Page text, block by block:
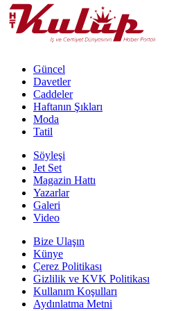
Güncel
Davetler
Caddeler
Haftanın Şıkları
Moda
Tatil
Söyleşi
Jet Set
Magazin Hattı
Yazarlar
Galeri
Video
Bize Ulaşın
Künye
Çerez Politikası
Gizlilik ve KVK Politikası
Kullanım Koşulları
Aydınlatma Metni